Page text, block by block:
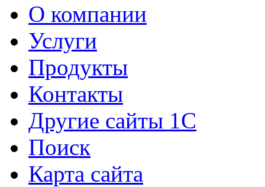
О компании
Услуги
Продукты
Контакты
Другие сайты 1С
Поиск
Карта сайта